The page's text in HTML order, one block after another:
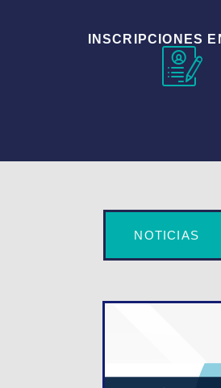
INSCRIPCIONES
NOTICIAS